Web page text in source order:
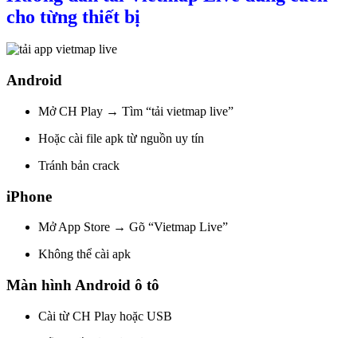
cho từng thiết bị
Android
Mở CH Play → Tìm “tải vietmap live”
Hoặc cài file apk từ nguồn uy tín
Tránh bản crack
iPhone
Mở App Store → Gõ “Vietmap Live”
Không thể cài apk
Màn hình Android ô tô
Cài từ CH Play hoặc USB